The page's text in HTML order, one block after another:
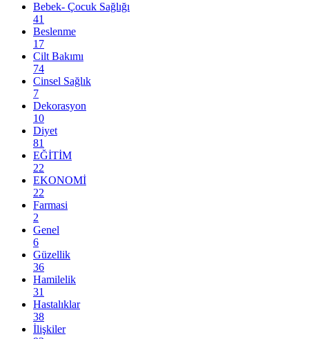
Bebek- Çocuk Sağlığı
41
Beslenme
17
Cilt Bakımı
74
Cinsel Sağlık
7
Dekorasyon
10
Diyet
81
EĞİTİM
22
EKONOMİ
22
Farmasi
2
Genel
6
Güzellik
36
Hamilelik
31
Hastalıklar
38
İlişkiler